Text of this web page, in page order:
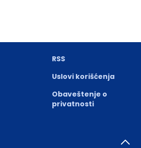
RSS
Uslovi korišćenja
Obaveštenje o
privatnosti